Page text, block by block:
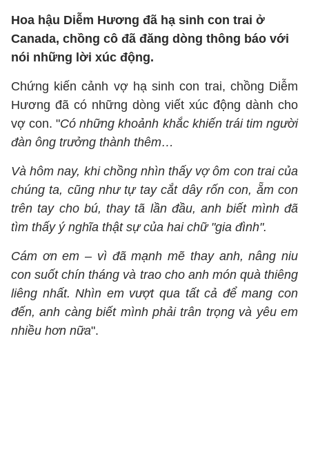
Hoa hậu Diễm Hương đã hạ sinh con trai ở
Canada, chồng cô đã đăng dòng thông báo với
nói những lời xúc động.
Chứng kiến cảnh vợ hạ sinh con trai, chồng Diễm
Hương đã có những dòng viết xúc động dành cho
vợ con. "Có những khoảnh khắc khiến trái tim người
đàn ông trưởng thành thêm…
Và hôm nay, khi chồng nhìn thấy vợ ôm con trai của
chúng ta, cũng như tự tay cắt dây rốn con, ẵm con
trên tay cho bú, thay tã lần đầu, anh biết mình đã
tìm thấy ý nghĩa thật sự của hai chữ "gia đình".
Cám ơn em – vì đã mạnh mẽ thay anh, nâng niu
con suốt chín tháng và trao cho anh món quà thiêng
liêng nhất. Nhìn em vượt qua tất cả để mang con
đến, anh càng biết mình phải trân trọng và yêu em
nhiều hơn nữa".